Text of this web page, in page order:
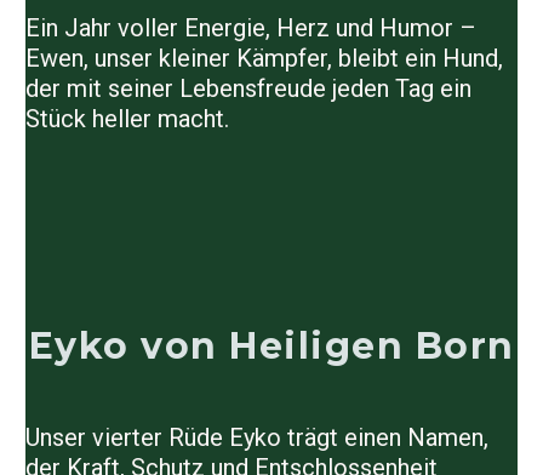
Ein Jahr voller Energie, Herz und Humor –
Ewen, unser kleiner Kämpfer, bleibt ein Hund,
der mit seiner Lebensfreude jeden Tag ein
Stück heller macht.
Eyko von Heiligen Born
Unser vierter Rüde Eyko trägt einen Namen,
der Kraft, Schutz und Entschlossenheit